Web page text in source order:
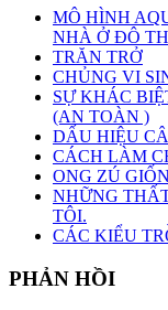
MÔ HÌNH
NHÀ Ở ĐÔ
TRĂN TRỞ
CHỦNG VI
SỰ KHÁC
(AN TOÀN )
DẤU HIỆU
CÁCH LÀM
ONG ZÚ
NHỮNG
TÔI.
CÁC KIỂU
PHẢN HỒI